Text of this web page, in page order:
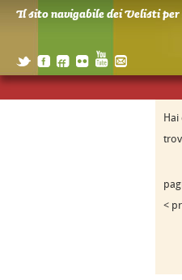
Il sito navigabile dei Velisti per
Hai
<